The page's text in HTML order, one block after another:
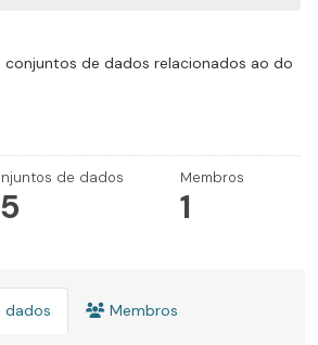
conjuntos de dados relacionados ao do
de dados Membros
1
dados Membros